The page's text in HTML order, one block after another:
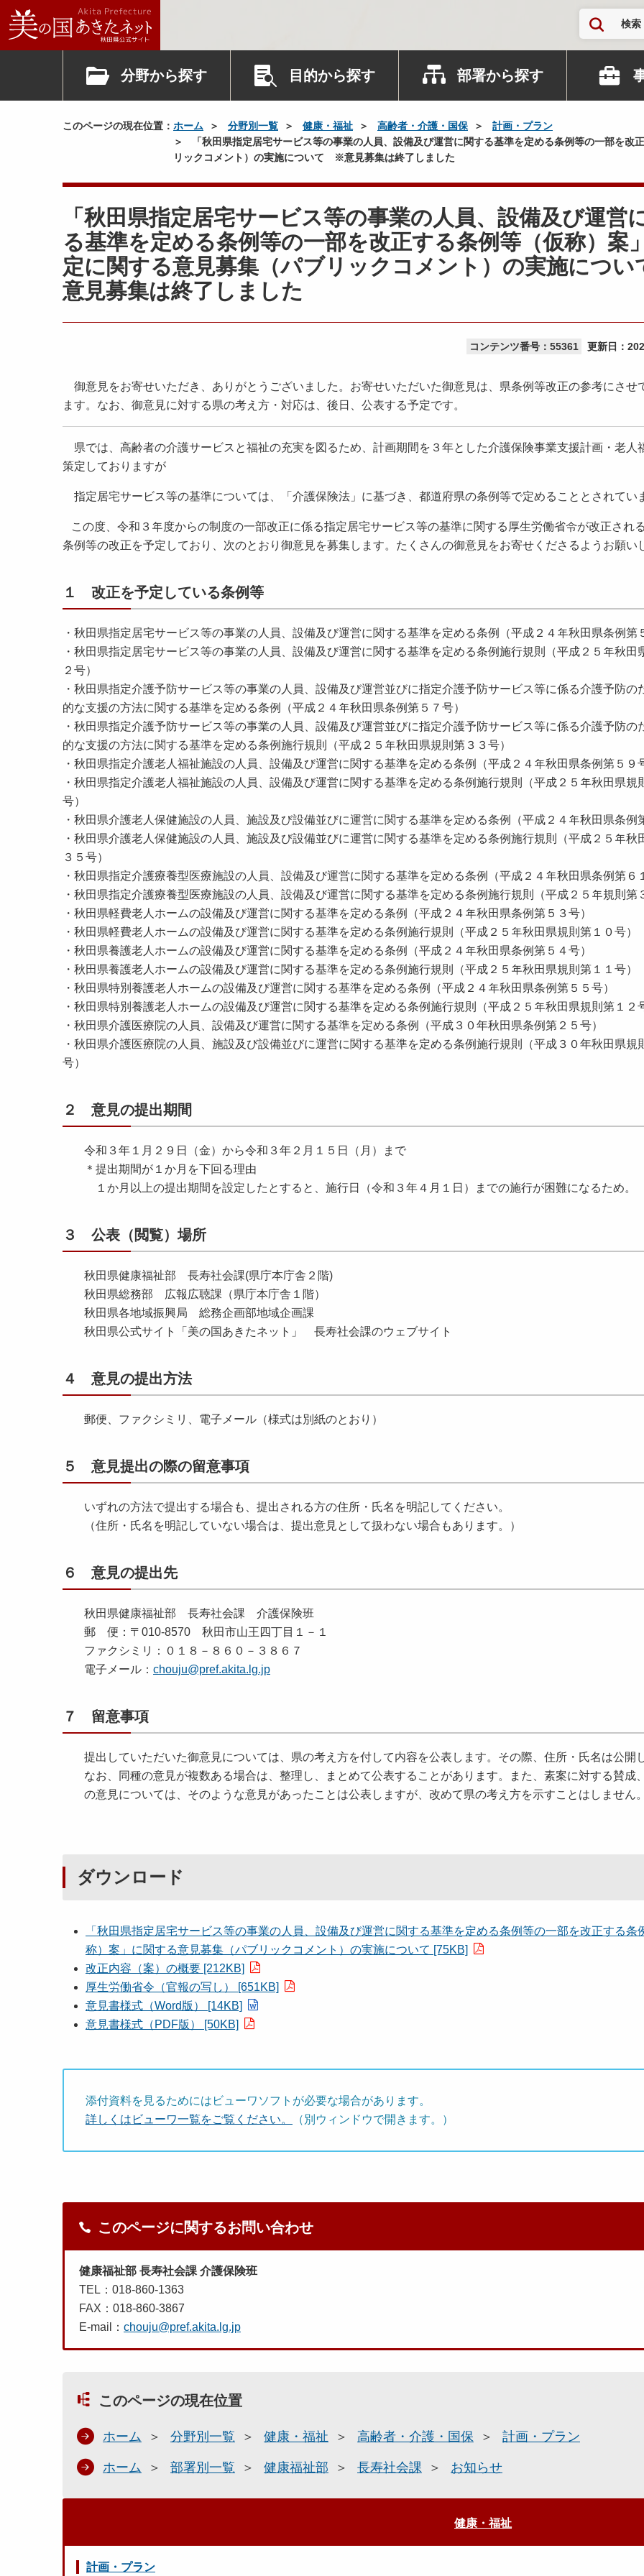
検索
分野から探す 目的から探す 部署から探す
このページの現在位置： ホーム 分野別一覧 健康・福祉 高齢者・介護・国保
計画・プラン
「秋⽥県指定居宅サービス等の事業の⼈員、設備及び運営に関する基準を定める条例等の⼀部を改
リックコメント）の実施について ※意見募集は終了しました
「秋⽥県指定居宅サービス等の事業の⼈員、設備及び運営
る基準を定める条例等の⼀部を改正する条例等（仮称）案
定に関する意見募集（パブリックコメント）の実施につ
意見募集は終了しました
コンテンツ番号：55361 更新日：
御意見をお寄せいただき、ありがとうございました。お寄せいただいた御意見は、県条例等改正の参考にさせ
ます。なお、御意見に対する県の考え方・対応は、後日、公表する予定です。
県では、高齢者の介護サービスと福祉の充実を図るため、計画期間を３年とした介護保険事業支援計画・老人
策定しておりますが
指定居宅サービス等の基準については、「介護保険法」に基づき、都道府県の条例等で定めることとされてい
この度、令和３年度からの制度の⼀部改正に係る指定居宅サービス等の基準に関する厚⽣労働省令が改正され
条例等の改正を予定しており、次のとおり御意⾒を募集します。たくさんの御意⾒をお寄せくださるようお願い
１ 改正を予定している条例等
・秋⽥県指定居宅サービス等の事業の⼈員、設備及び運営に関する基準を定める条例（平成２４年秋⽥県条例第
・秋⽥県指定居宅サービス等の事業の⼈員、設備及び運営に関する基準を定める条例施⾏規則（平成２５年秋⽥
２号）
・秋⽥県指定介護予防サービス等の事業の⼈員、設備及び運営並びに指定介護予防サービス等に係る介護予防の
的な⽀援の⽅法に関する基準を定める条例（平成２４年秋⽥県条例第５７号）
・秋⽥県指定介護予防サービス等の事業の⼈員、設備及び運営並びに指定介護予防サービス等に係る介護予防の
的な⽀援の⽅法に関する基準を定める条例施⾏規則（平成２５年秋⽥県規則第３３号）
・秋⽥県指定介護⽼⼈福祉施設の⼈員、設備及び運営に関する基準を定める条例（平成２４年秋⽥県条例第５９
・秋⽥県指定介護⽼⼈福祉施設の⼈員、設備及び運営に関する基準を定める条例施⾏規則（平成２５年秋⽥県規
号）
・秋⽥県介護⽼⼈保健施設の⼈員、施設及び設備並びに運営に関する基準を定める条例（平成２４年秋⽥県条例
・秋⽥県介護⽼⼈保健施設の⼈員、施設及び設備並びに運営に関する基準を定める条例施⾏規則（平成２５年秋
３５号）
・秋⽥県指定介護療養型医療施設の⼈員、設備及び運営に関する基準を定める条例（平成２４年秋⽥県条例第６
・秋⽥県指定介護療養型医療施設の⼈員、設備及び運営に関する基準を定める条例施⾏規則（平成２５年規則第
・秋⽥県軽費⽼⼈ホームの設備及び運営に関する基準を定める条例（平成２４年秋⽥県条例第５３号）
・秋⽥県軽費⽼⼈ホームの設備及び運営に関する基準を定める条例施⾏規則（平成２５年秋⽥県規則第１０号）
・秋⽥県養護⽼⼈ホームの設備及び運営に関する基準を定める条例（平成２４年秋⽥県条例第５４号）
・秋⽥県養護⽼⼈ホームの設備及び運営に関する基準を定める条例施⾏規則（平成２５年秋⽥県規則第１１号）
・秋⽥県特別養護⽼⼈ホームの設備及び運営に関する基準を定める条例（平成２４年秋⽥県条例第５５号）
・秋⽥県特別養護⽼⼈ホームの設備及び運営に関する基準を定める条例施⾏規則（平成２５年秋⽥県規則第１２
・秋田県介護医療院の人員、設備及び運営に関する基準を定める条例（平成３０年秋田県条例第２５号）
・秋田県介護医療院の人員、施設及び設備並びに運営に関する基準を定める条例施行規則（平成３０年秋田県規
号）
２ 意見の提出期間
令和３年１月２９日（金）から令和３年２月１５日（月）まで
＊提出期間が１か月を下回る理由
１か月以上の提出期間を設定したとすると、施行日（令和３年４月１日）までの施行が困難になるため。
３ 公表（閲覧）場所
秋田県健康福祉部 長寿社会課(県庁本庁舎２階)
秋田県総務部 広報広聴課（県庁本庁舎１階）
秋田県各地域振興局 総務企画部地域企画課
秋田県公式サイト「美の国あきたネット」 長寿社会課のウェブサイト
４ 意見の提出方法
郵便、ファクシミリ、電子メール（様式は別紙のとおり）
５ 意見提出の際の留意事項
いずれの方法で提出する場合も、提出される方の住所・氏名を明記してください。
（住所・氏名を明記していない場合は、提出意見として扱わない場合もあります。）
６ 意見の提出先
秋田県健康福祉部 長寿社会課 介護保険班
郵 便：〒010-8570 秋田市山王四丁目１－１
ファクシミリ：０１８－８６０－３８６７
電子メール： chouju@pref.akita.lg.jp
７ 留意事項
提出していただいた御意見については、県の考え方を付して内容を公表します。その際、住所・氏名は公開
なお、同種の意見が複数ある場合は、整理し、まとめて公表することがあります。また、素案に対する賛成
の意見については、そのような意見があったことは公表しますが、改めて県の考え方を示すことはしません。
ダウンロード
「秋⽥県指定居宅サービス等の事業の⼈員、設備及び運営に関する基準を定める条例等の⼀部を改正する条
称）案」に関する意見募集（パブリックコメント）の実施について [75KB]
改正内容（案）の概要 [212KB]
厚生労働省令（官報の写し） [651KB]
意見書様式（Word版） [14KB]
意見書様式（PDF版） [50KB]
添付資料を見るためにはビューワソフトが必要な場合があります。
詳しくはビューワ一覧をご覧ください。
（別ウィンドウで開きます。）
このページに関するお問い合わせ
健康福祉部 長寿社会課 介護保険班
TEL：018-860-1363
FAX：018-860-3867
E-mail： chouju@pref.akita.lg.jp
このページの現在位置
ホーム 分野別一覧 健康・福祉 高齢者・介護・国保 計画・プラン
ホーム 部署別一覧 健康福祉部 長寿社会課 お知らせ
健康・福祉
計画・プラン